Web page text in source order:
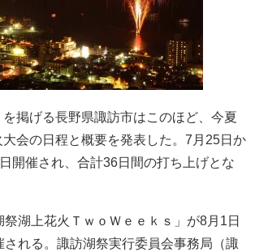
掲げる長野県諏訪市はこのほど、今夏
会の日程と概要を発表した。7月25日か
開催され、合計36日間の打ち上げとな
湖上花火ＴｗｏＷｅｅｋｓ」が8月1日
れる。諏訪湖祭実行委員会事務局（諏